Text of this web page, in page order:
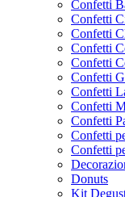
Confetti
Confetti
Confetti
Confetti
Confetti
Confetti
Confetti
Confetti
Confetti
Confetti
Confetti
Donuts
Kit